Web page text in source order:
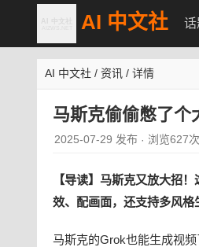
AI 中文社 话
AI 中文社 / 资讯 / 详情
马斯克偷偷憋了个
2025-07-29 发布 · 浏览627次
【导读】马斯克又放大招
效、配画面，还支持多风格
马斯克的Grok也能生成视频